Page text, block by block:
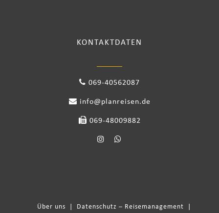
KONTAKTDATEN
069-40562087
info@planreisen.de
069-48009882
Über uns Datenschutz – Reisemanagement